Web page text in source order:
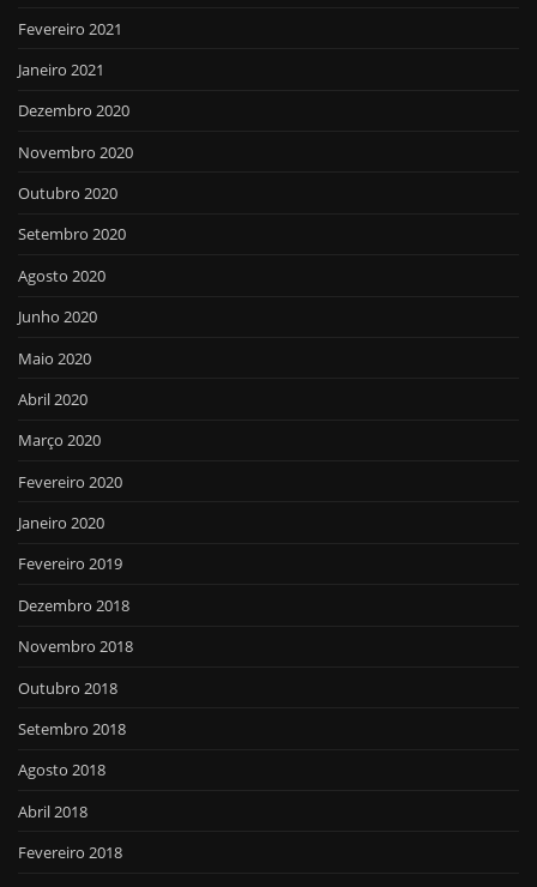
Fevereiro 2021
Janeiro 2021
Dezembro 2020
Novembro 2020
Outubro 2020
Setembro 2020
Agosto 2020
Junho 2020
Maio 2020
Abril 2020
Março 2020
Fevereiro 2020
Janeiro 2020
Fevereiro 2019
Dezembro 2018
Novembro 2018
Outubro 2018
Setembro 2018
Agosto 2018
Abril 2018
Fevereiro 2018